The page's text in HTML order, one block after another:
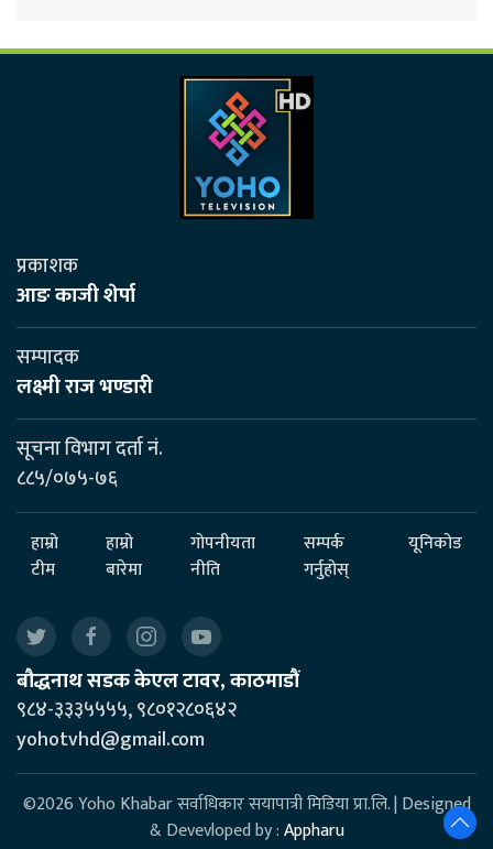
प्रकाशक
आङ काजी शेर्पा
सम्पादक
लक्ष्मी राज भण्डारी
सूचना विभाग दर्ता नं.
८८५/०७५-७६
हाम्रो
टीम
हाम्रो
बारेमा
गोपनीयता
नीति
सम्पर्क
गर्नुहोस्
यूनिकोड
बौद्धनाथ सडक केएल टावर, काठमाडौं
९८४-३३३५५५५, ९८०१२८०६४२
yohotvhd@gmail.com
©2026 Yoho Khabar सर्वाधिकार सयापात्री मिडिया प्रा.लि. | Designed
& Devevloped by :Appharu